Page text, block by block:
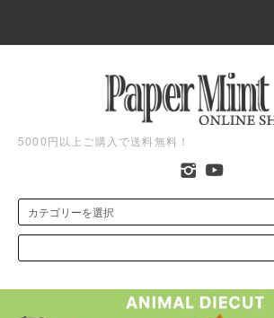
5000円以上ご購入で送料無料！